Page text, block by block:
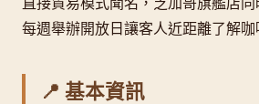
每週舉辦開放日讓客人近距離了解咖
📍 基本資訊